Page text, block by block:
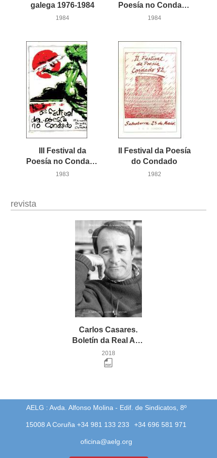
galega 1976-1984
1984
Poesía no Condado
1984
III Festival da
Poesía no Condado
1983
II Festival da Poesía
do Condado
1982
revista
Carlos Casares.
Boletín da Real Academia Galega
2018
AELG : Avda. Alfonso Molina - Edif. de Sindicatos, 8º
15008 A Coruña +34 981 133 233 +34 696 581 971
oficina@aelg.org